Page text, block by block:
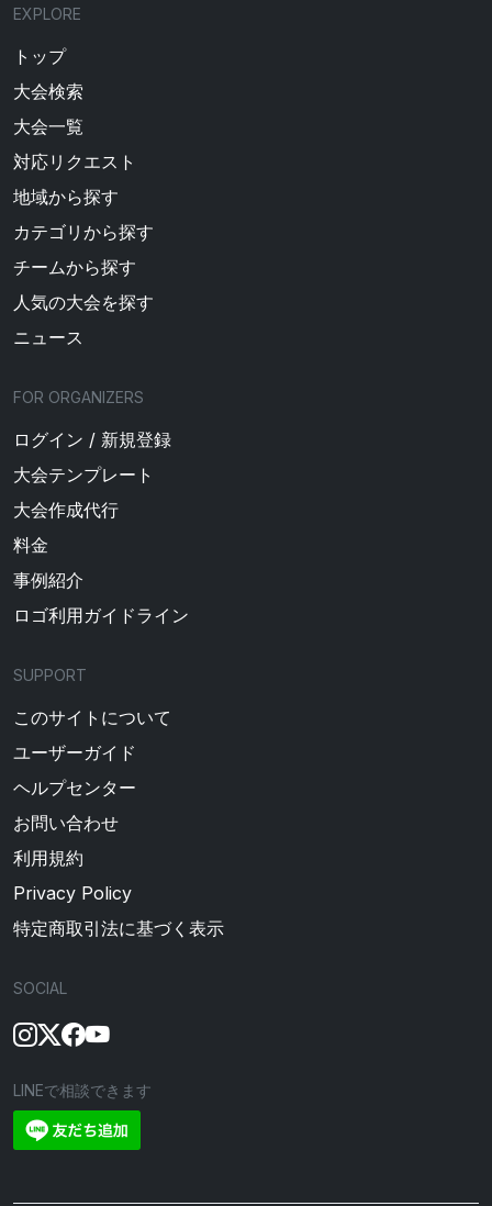
EXPLORE
トップ
大会検索
大会一覧
対応リクエスト
地域から探す
カテゴリから探す
チームから探す
人気の大会を探す
ニュース
FOR ORGANIZERS
ログイン / 新規登録
大会テンプレート
大会作成代行
料金
事例紹介
ロゴ利用ガイドライン
SUPPORT
このサイトについて
ユーザーガイド
ヘルプセンター
お問い合わせ
利用規約
Privacy Policy
特定商取引法に基づく表示
SOCIAL
LINEで相談できます